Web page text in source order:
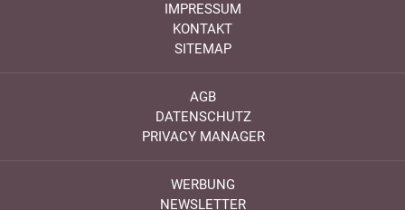
IMPRESSUM
KONTAKT
SITEMAP
AGB
DATENSCHUTZ
PRIVACY MANAGER
WERBUNG
NEWSLETTER